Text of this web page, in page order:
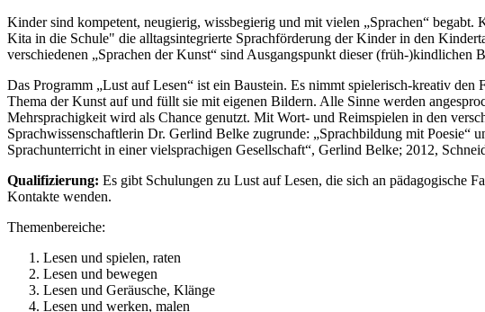
Kinder sind kompetent, neugierig, wissbegierig und mit vielen „Sprachen“
Kita in die Schule" die alltagsintegrierte Sprachförderung der Kinder in den
verschiedenen „Sprachen der Kunst“ sind Ausgangspunkt dieser (früh-
Das Programm „Lust auf Lesen“ ist ein Baustein. Es nimmt spielerisch-kreativ
Thema der Kunst auf und füllt sie mit eigenen Bildern. Alle Sinne werden
Mehrsprachigkeit wird als Chance genutzt. Mit Wort- und Reimspielen in den
Sprachwissenschaftlerin Dr. Gerlind Belke zugrunde: „Sprachbildung mit
Sprachunterricht in einer vielsprachigen Gesellschaft“, Gerlind Belke; 2012,
Qualifizierung: Es gibt Schulungen zu Lust auf Lesen, die sich an pädagogische
Kontakte wenden.
Themenbereiche:
Lesen und spielen, raten
Lesen und bewegen
Lesen und Geräusche, Klänge
Lesen und werken, malen